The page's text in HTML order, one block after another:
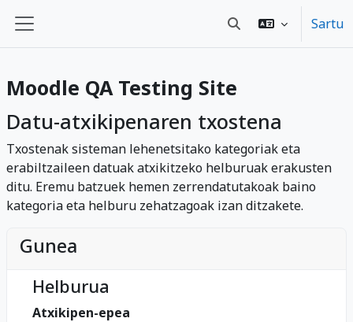
Alboko panela Aldatu bilaketa-Sartu
Moodle QA Testing Site
Datu-atxikipenaren txostena
Txostenak sisteman lehenetsitako kategoriak eta
erabiltzaileen datuak atxikitzeko helburuak erakusten
ditu. Eremu batzuek hemen zerrendatutakoak baino
kategoria eta helburu zehatzagoak izan ditzakete.
Gunea
Helburua
Atxikipen-epea